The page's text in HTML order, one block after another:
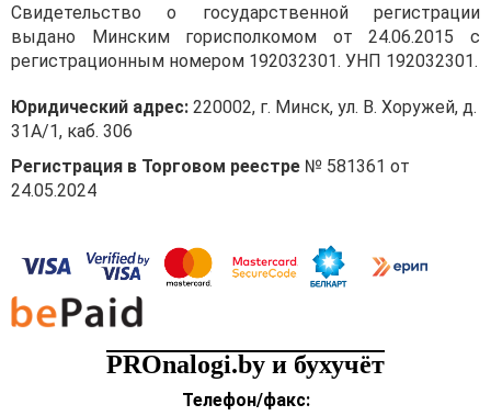
Свидетельство о государственной регистрации
выдано Минским горисполкомом от 24.06.2015 с
регистрационным номером 192032301. УНП 192032301.
Юридический адрес: 220002, г. Минск, ул. В. Хоружей, д.
31А/1, каб. 306
Регистрация в Торговом реестре № 581361 от
24.05.2024
PROnalogi.by и бухучёт
Телефон/факс: